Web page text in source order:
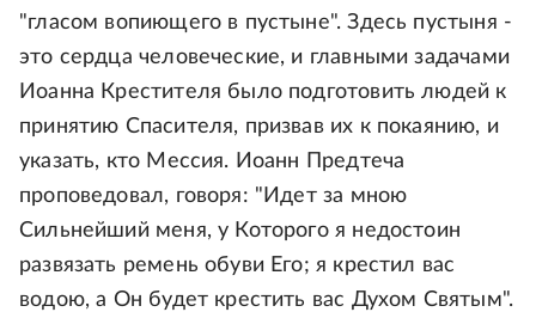
"гласом вопиющего в пустыне". Здесь пустыня -
это сердца человеческие, и главными задачами
Иоанна Крестителя было подготовить людей к
принятию Спасителя, призвав их к покаянию, и
указать, кто Мессия. Иоанн Предтеча
проповедовал, говоря: "Идет за мною
Сильнейший меня, у Которого я недостоин
развязать ремень обуви Его; я крестил вас
водою, а Он будет крестить вас Духом Святым".